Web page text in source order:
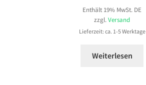
Enthält 19% MwSt. DE
zzgl. Versand
Lieferzeit: ca. 1-5 Werktage
Weiterlesen